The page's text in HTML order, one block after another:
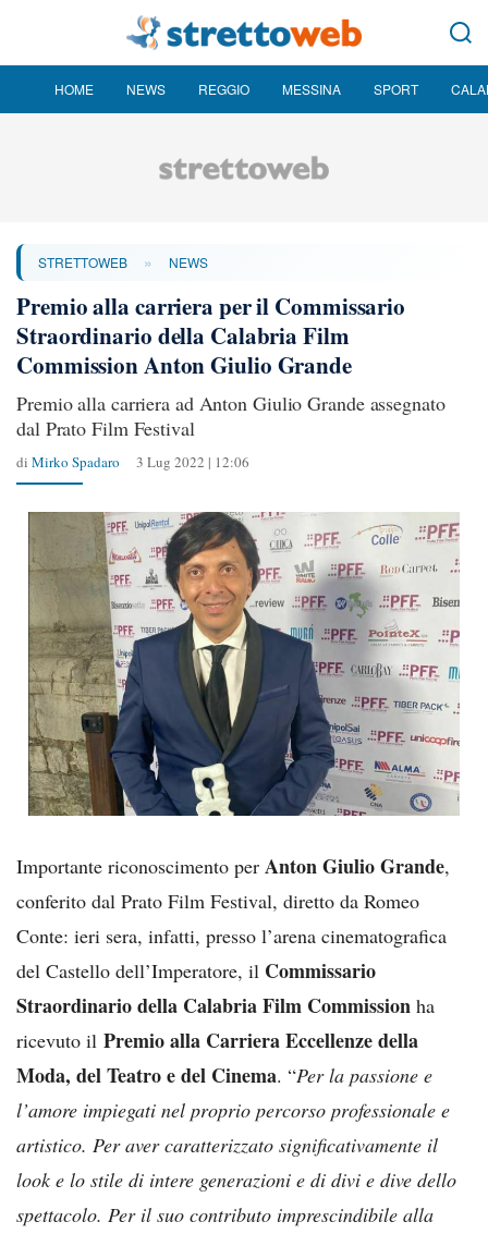
HOME NEWS REGGIO MESSINA SPORT
STRETTOWEB » NEWS
Premio alla carriera per il Commissario
Straordinario della Calabria Film
Commission Anton Giulio Grande
Premio alla carriera ad Anton Giulio Grande assegnato
dal Prato Film Festival
di Mirko Spadaro 3 Lug 2022 | 12:06
Importante riconoscimento per Anton Giulio Grande,
conferito dal Prato Film Festival, diretto da Romeo
Conte: ieri sera, infatti, presso l’arena cinematografica
del Castello dell’Imperatore, il Commissario
Straordinario della Calabria Film Commission ha
ricevuto il Premio alla Carriera Eccellenze della
Moda, del Teatro e del Cinema. “Per la passione e
l’amore impiegati nel proprio percorso professionale e
artistico. Per aver caratterizzato significativamente il
look e lo stile di intere generazioni e di divi e dive dello
spettacolo. Per il suo contributo imprescindibile alla